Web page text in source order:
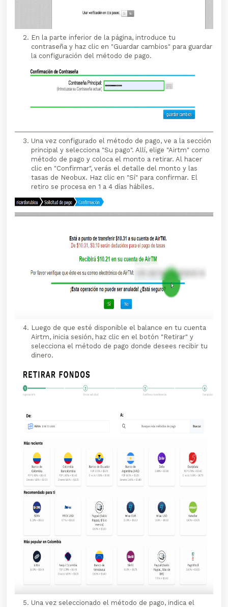
En la parte inferior de la página, introduce tu
contraseña y haz clic en "Guardar cambios" para guardar
la configuración del método de pago.
Una vez configurado el método de pago, ve a la sección
principal y selecciona "Su pago". Allí, elige "Airtm" como
método de pago y coloca el monto a retirar. Al hacer
clic en "Confirmar", verás el detalle del monto y las
tasas de Neobux. Haz clic en "Sí" para confirmar. El
retiro se procesa en 1 a 4 días hábiles.
Luego de que esté disponible el balance en tu cuenta
Airtm, inicia sesión, haz clic en el botón "Retirar" y
selecciona el método de pago donde desees recibir tu
dinero.
Una vez seleccionado el método de pago, indica el